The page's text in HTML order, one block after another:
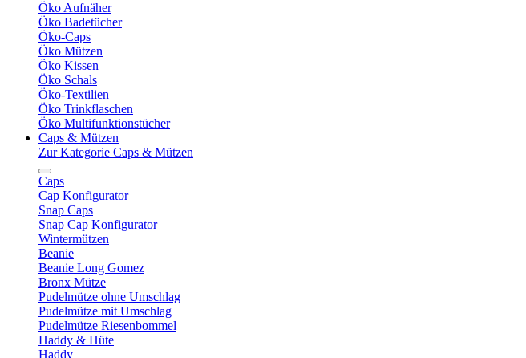
Öko Aufnäher
Öko Badetücher
Öko-Caps
Öko Mützen
Öko Kissen
Öko Schals
Öko-Textilien
Öko Trinkflaschen
Öko Multifunktionstücher
Caps & Mützen
Zur Kategorie Caps & Mützen
Caps
Cap Konfigurator
Snap Caps
Snap Cap Konfigurator
Wintermützen
Beanie
Beanie Long Gomez
Bronx Mütze
Pudelmütze ohne Umschlag
Pudelmütze mit Umschlag
Pudelmütze Riesenbommel
Haddy & Hüte
Haddy